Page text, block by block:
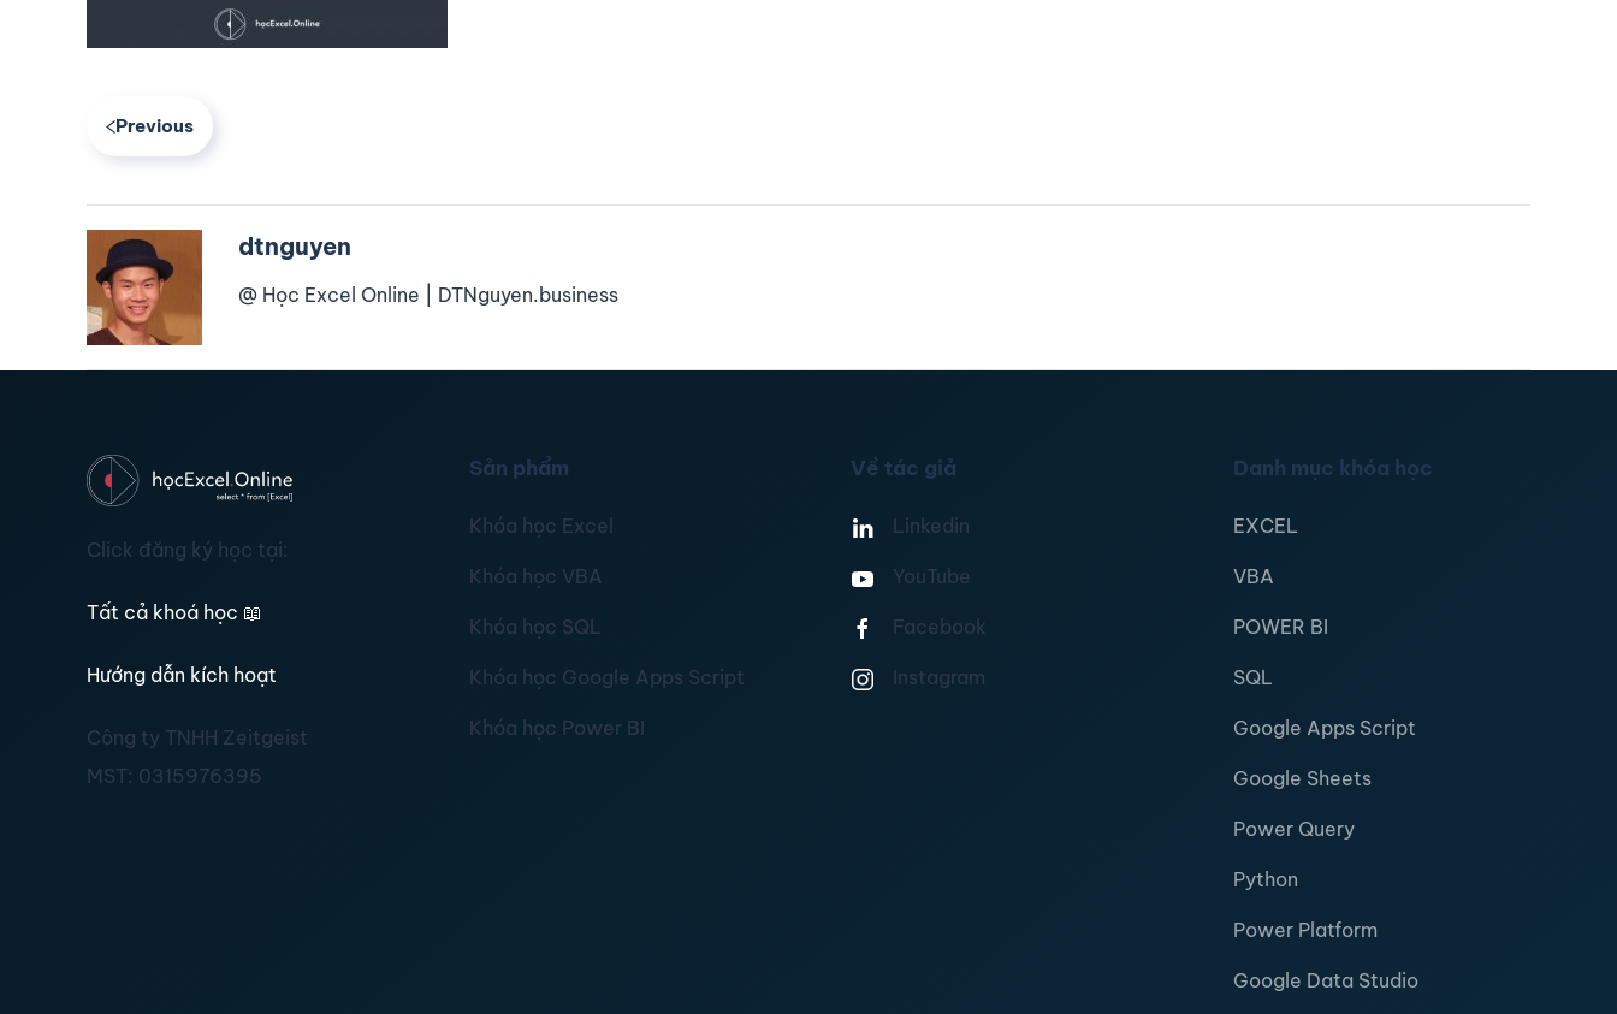
Previous
dtnguyen
@ Học Excel Online | DTNguyen.business
Click đăng ký học tại:
Tất cả khoá học 📖
Hướng dẫn kích hoạt
Công ty TNHH Zeitgeist
MST: 0315976395
Sản phẩm
Khóa học Excel
Khóa học VBA
Khóa học SQL
Khóa học Google Apps Script
Khóa học Power BI
Về tác giả
Linkedin
YouTube
Facebook
Instagram
Danh mục khóa học
EXCEL
VBA
POWER BI
SQL
Google Apps Script
Google Sheets
Power Query
Python
Power Platform
Google Data Studio